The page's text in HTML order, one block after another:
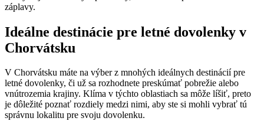
záplavy.
Ideálne destinácie pre letné dovolenky v
Chorvátsku
V Chorvátsku máte na výber z mnohých ideálnych destinácií pre
letné dovolenky, či už sa rozhodnete preskúmať pobrežie alebo
vnútrozemia krajiny. Klíma v týchto oblastiach sa môže líšiť, preto
je dôležité poznať rozdiely medzi nimi, aby ste si mohli vybrať tú
správnu lokalitu pre svoju dovolenku.